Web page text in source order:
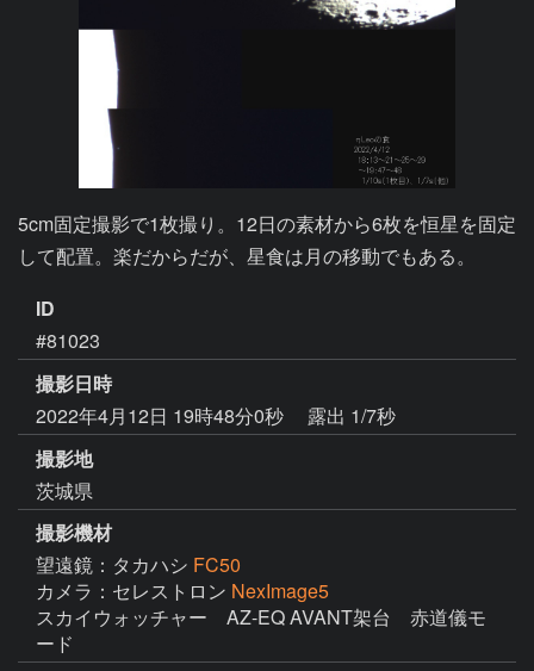
5cm固定撮影で1枚撮り。12日の素材から6枚を恒星を固定
して配置。楽だからだが、星食は月の移動でもある。
ID
#81023
撮影日時
2022年4月12日 19時48分0秒
露出 1/7秒
撮影地
茨城県
撮影機材
望遠鏡：タカハシ FC50
カメラ：セレストロン NexImage5
スカイウォッチャー　AZ-EQ AVANT架台　赤道儀モ
ード